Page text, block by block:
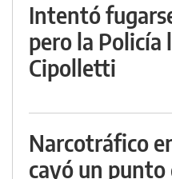
Intentó
pero la
Cipolletti
Narcotráfico
cayó un punto